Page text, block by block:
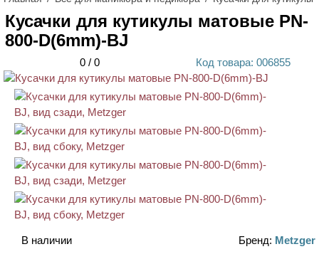
Кусачки для кутикулы матовые PN-
800-D(6mm)-BJ
0 / 0 Код товара: 006855
АКЦИЯ
В наличии Бренд: Metzger